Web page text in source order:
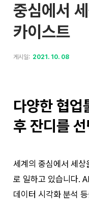
중심에서
카이스트
게시일: 2021. 10. 08
다양한 협업
후 잔디를
세계의 중심에서 세상
로 일하고 있습니다.
데이터 시각화 분석